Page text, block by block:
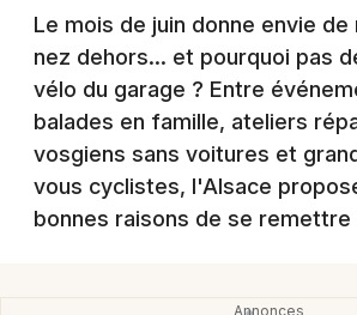
Concerts
Sports
Soirées
Sorties famille
Nice
Strasbourg
Toulouse
Le mois de juin donne envie
nez dehors… et pourquoi pas
vélo du garage ? Entre
balades en famille, ateliers
vosgiens sans voitures et
vous cyclistes, l'Alsace
bonnes raisons de se remettre